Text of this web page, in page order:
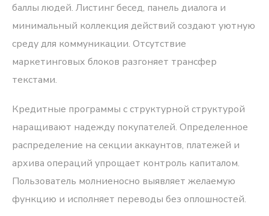
баллы людей. Листинг бесед, панель диалога и
минимальный коллекция действий создают уютную
среду для коммуникации. Отсутствие
маркетинговых блоков разгоняет трансфер
текстами.
Кредитные программы с структурной структурой
наращивают надежду покупателей. Определенное
распределение на секции аккаунтов, платежей и
архива операций упрощает контроль капиталом.
Пользователь молниеносно выявляет желаемую
функцию и исполняет переводы без оплошностей.